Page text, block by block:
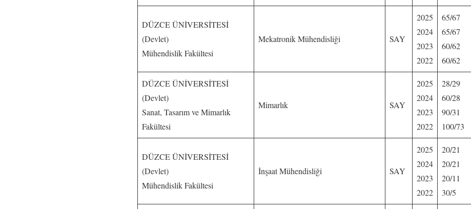
DÜZCE ÜNİVERSİTESİ
(Devlet)
Mühendislik Fakültesi
Mekatronik Mühendisliği SAY
2025
2024
2023
2022
65/67
65/67
60/62
60/62
DÜZCE ÜNİVERSİTESİ
(Devlet)
Sanat, Tasarım ve Mimarlık
Fakültesi
Mimarlık SAY
2025
2024
2023
2022
28/29
60/28
90/31
100/73
DÜZCE ÜNİVERSİTESİ
(Devlet)
Mühendislik Fakültesi
İnşaat Mühendisliği SAY
2025
2024
2023
2022
20/21
20/21
20/11
30/5